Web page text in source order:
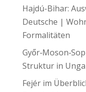
Hajdú-Bihar:
Deutsche |
Formalitäten
Struktur in
Fejér im